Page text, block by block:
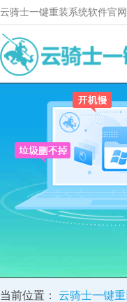
云骑士一键重装系统软件官
当前位置： 云骑士一键